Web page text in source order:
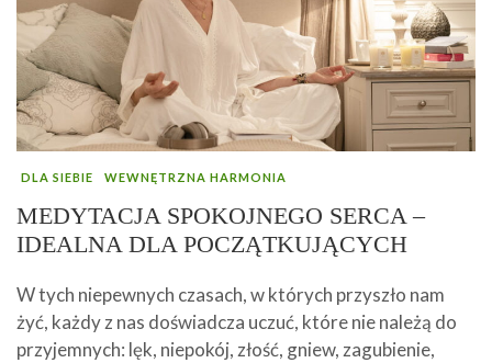
DLA SIEBIE WEWNĘTRZNA HARMONIA
MEDYTACJA SPOKOJNEGO SERCA –
IDEALNA DLA POCZĄTKUJĄCYCH
W tych niepewnych czasach, w których przyszło nam
żyć, każdy z nas doświadcza uczuć, które nie należą do
przyjemnych: lęk, niepokój, złość, gniew, zagubienie,